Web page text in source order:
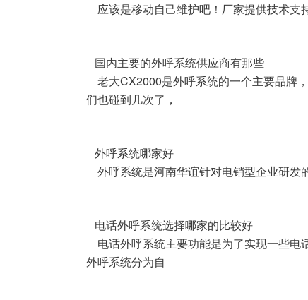
应该是移动自己维护吧！厂家提供技术支持
国内主要的外呼系统供应商有那些
老大CX2000是外呼系统的一个主要品牌
们也碰到几次了，
外呼系统哪家好
外呼系统是河南华谊针对电销型企业研发
电话外呼系统选择哪家的比较好
电话外呼系统主要功能是为了实现一些电
外呼系统分为自